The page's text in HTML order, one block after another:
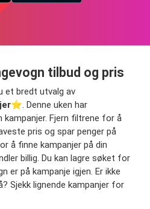
tilbud og pris
et bredt utvalg av
⭐️. Denne uken har
kampanjer. Fjern filtrene for å
pris og spar penger på
å finne kampanjer på din
billig. Du kan lagre søket for
er på kampanje igjen. Er ikke
Sjekk lignende kampanjer for